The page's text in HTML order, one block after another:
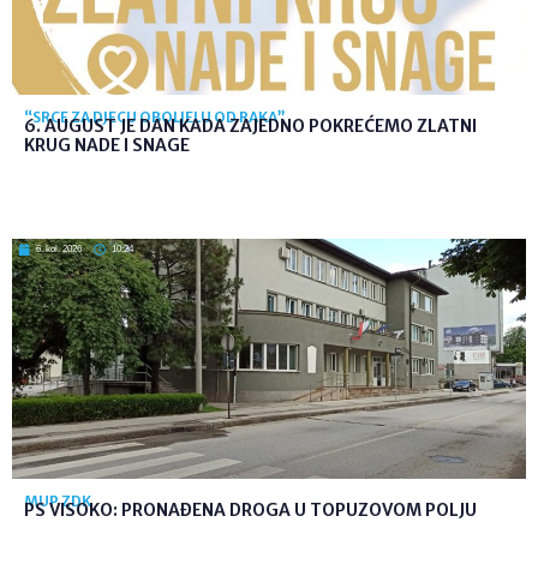
“SRCE ZA DJECU OBOLJELU OD RAKA”
6. AUGUST JE DAN KADA ZAJEDNO POKREĆEMO ZLATNI
KRUG NADE I SNAGE
6. kol. 2026 10:24
MUP ZDK
PS VISOKO: PRONAĐENA DROGA U TOPUZOVOM POLJU